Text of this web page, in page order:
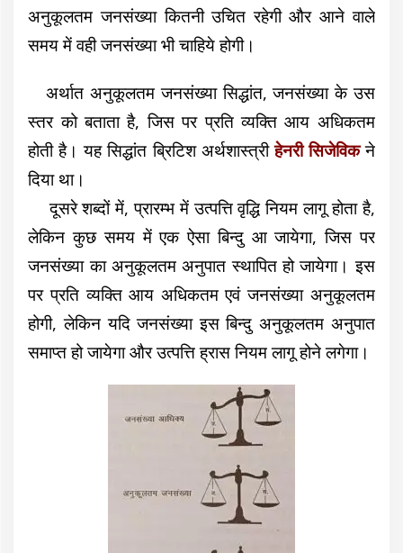
अनुकूलतम जनसंख्या कितनी उचित रहेगी और आने वाले
समय में वही जनसंख्या भी चाहिये होगी।
अर्थात अनुकूलतम जनसंख्या सिद्धांत, जनसंख्या के उस
स्तर को बताता है, जिस पर प्रति व्यक्ति आय अधिकतम
होती है। यह सिद्धांत ब्रिटिश अर्थशास्त्रीहेनरी सिजेविक ने
दिया था।
दूसरे शब्दों में, प्रारम्भ में उत्पत्ति वृद्धि नियम लागू होता है,
लेकिन कुछ समय में एक ऐसा बिन्दु आ जायेगा, जिस पर
जनसंख्या का अनुकूलतम अनुपात स्थापित हो जायेगा। इस
पर प्रति व्यक्ति आय अधिकतम एवं जनसंख्या अनुकूलतम
होगी, लेकिन यदि जनसंख्या इस बिन्दु अनुकूलतम अनुपात
समाप्त हो जायेगा और उत्पत्ति ह्रास नियम लागू होने लगेगा।